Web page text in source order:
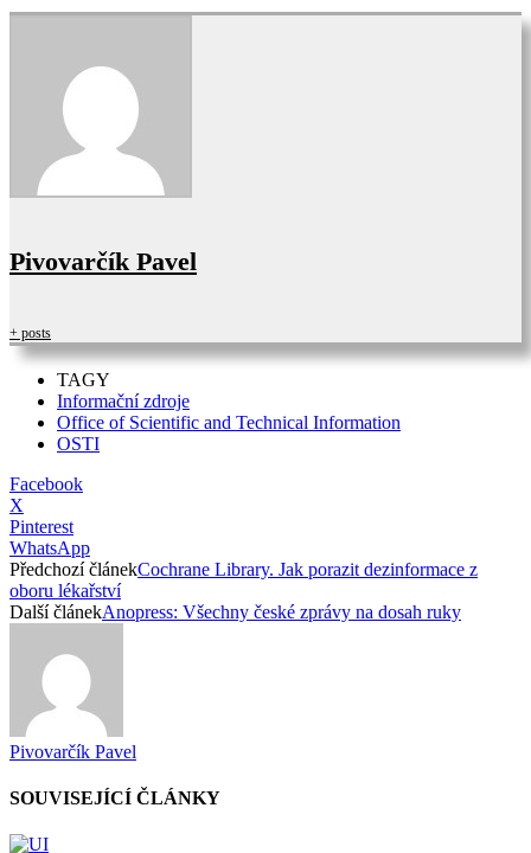
Pivovarčík Pavel
+ posts
TAGY
Informační zdroje
Office of Scientific and Technical Information
OSTI
Facebook
X
Pinterest
WhatsApp
Předchozí článekCochrane Library. Jak porazit dezinformace z
oboru lékařství
Další článekAnopress: Všechny české zprávy na dosah ruky
Pivovarčík Pavel
SOUVISEJÍCÍ ČLÁNKY